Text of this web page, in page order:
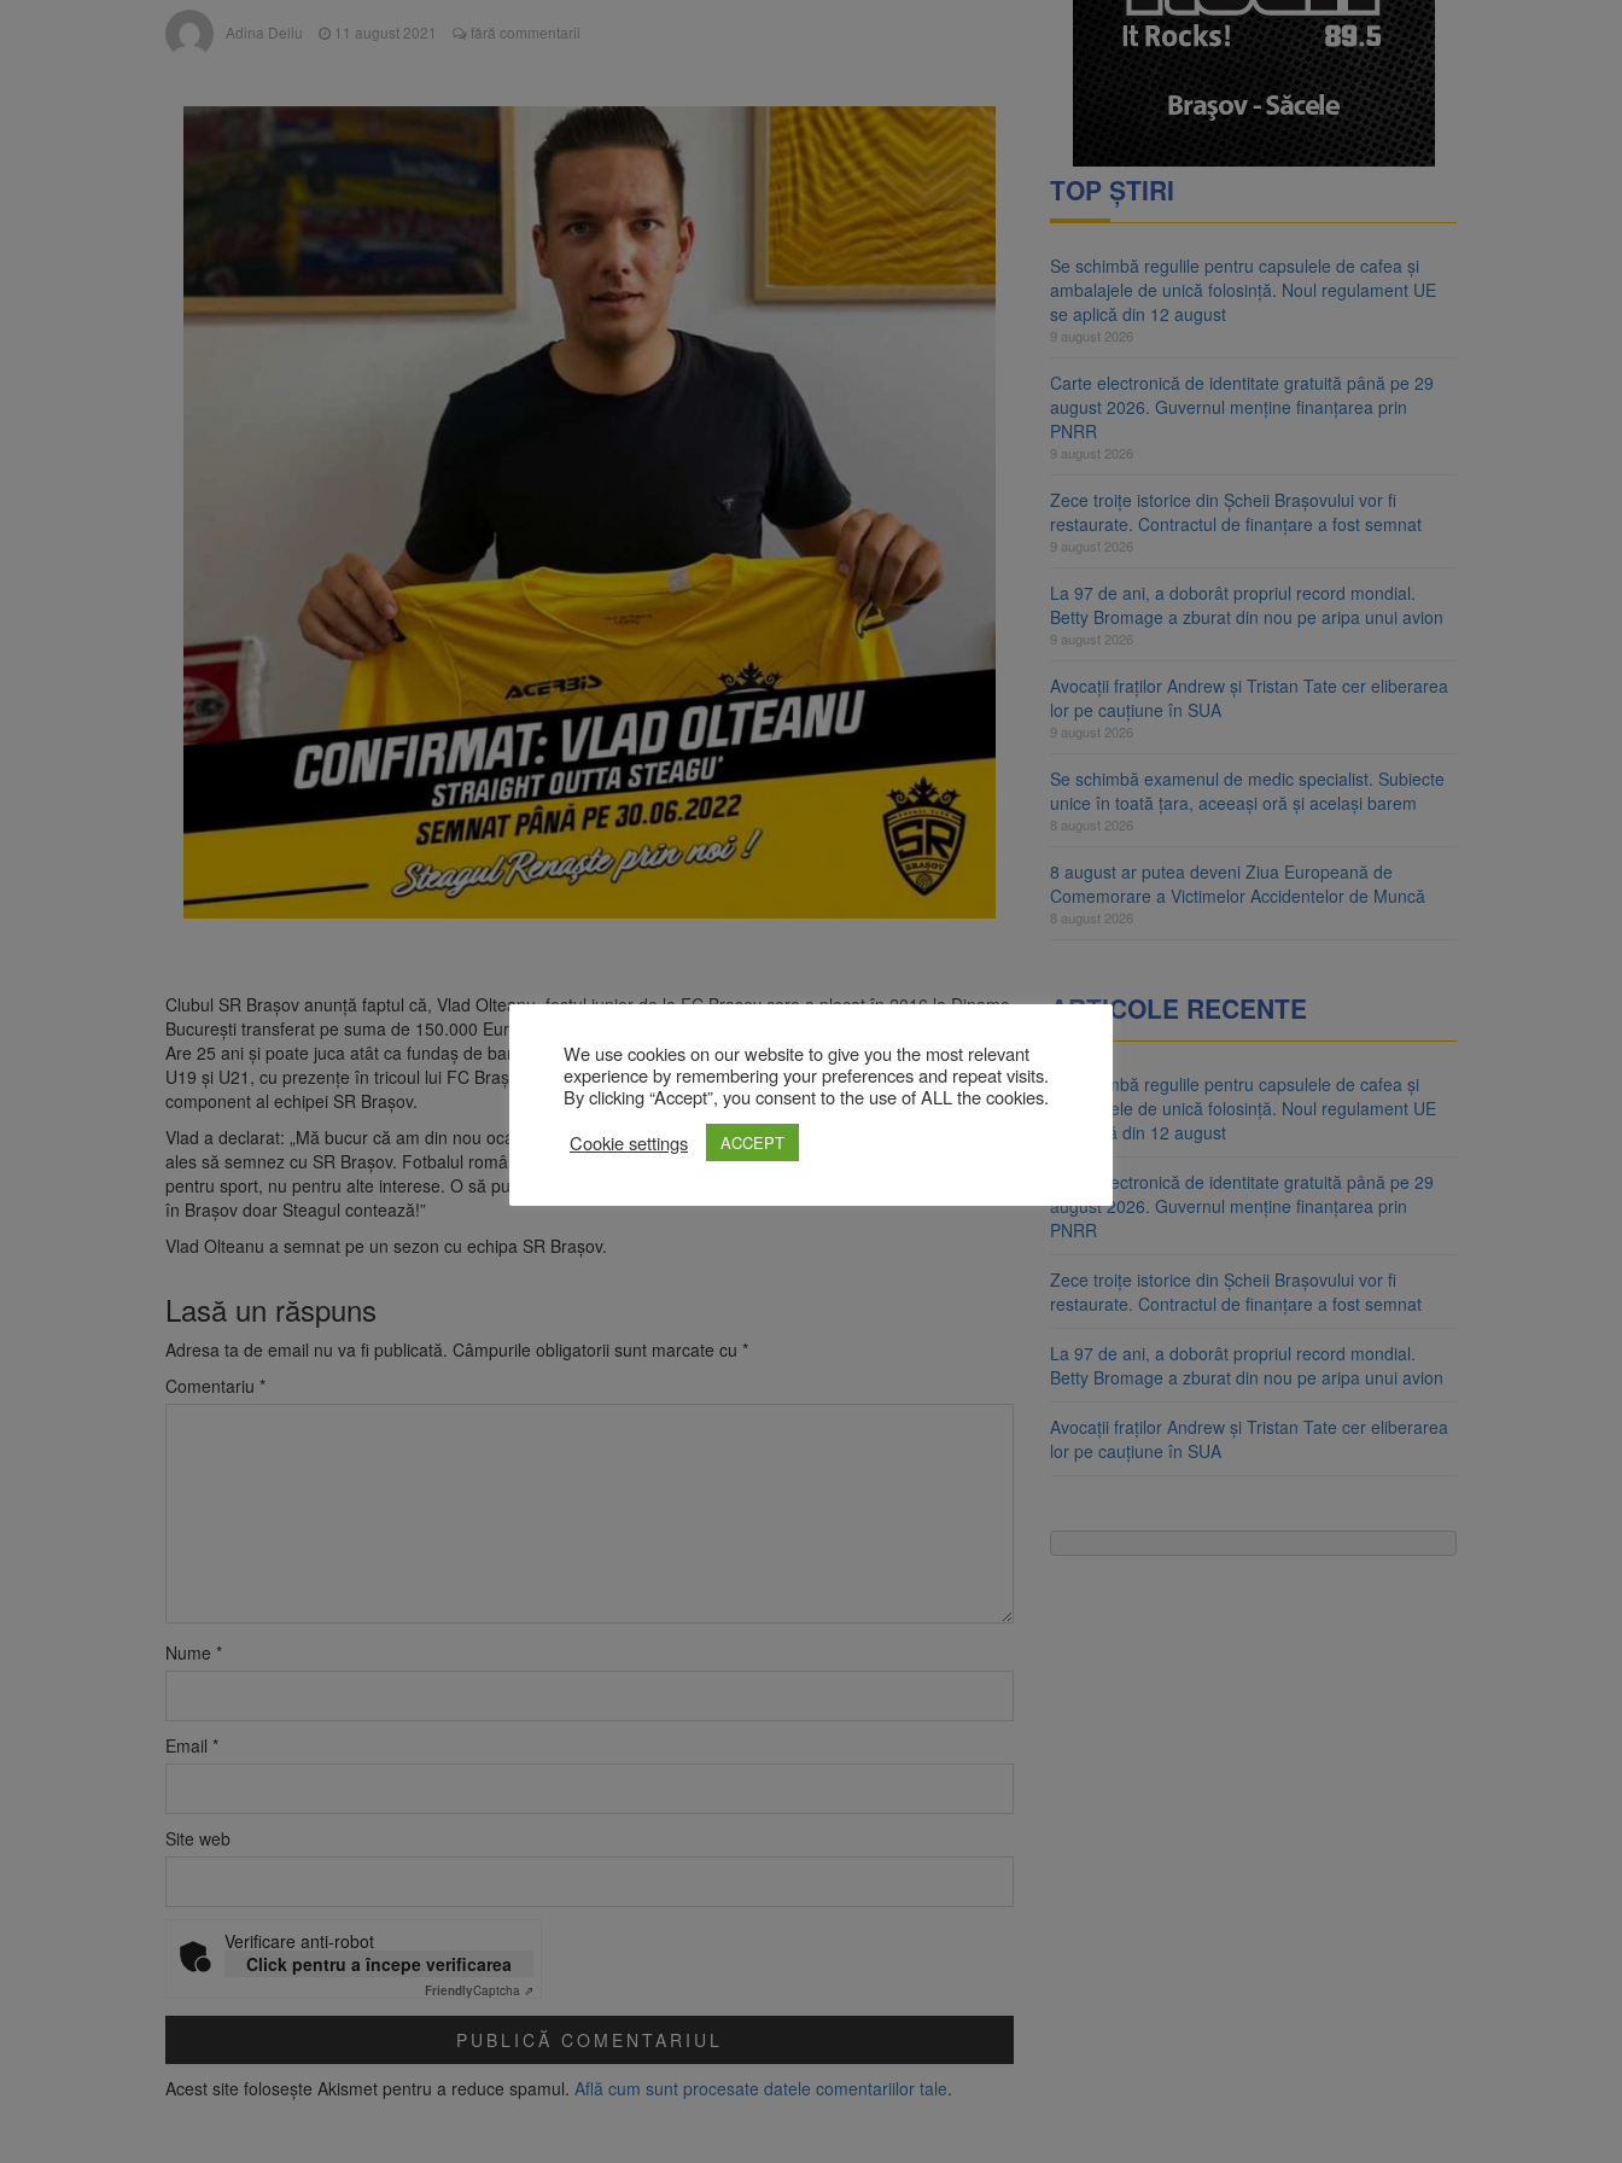
Se schimbă examenul de medic specialist. Subiecte unice în toată țara, aceeași oră și același barem
Se schimbă regulile pentru capsulele de cafea și ambalajele de unică folosință. Noul regulament UE se
Adina Deliu 11 august 2021 fără commentarii
Clubul SR Brașov anunță faptul că, Vlad Olteanu, fostul junior de la FC Brașov care a plecat în 2016 la Dinamo
București transferat pe suma de 150.000 Euro, revine la Brașov în tricoul galben-negru al echipei suporterilor.
Are 25 ani și poate juca atât ca fundaș de bandă sau mijlocaș. Este fost component al naționalelor României
U19 și U21, cu prezențe în tricoul lui FC Brașov, Dinamo, Sepsi OSK sau Poli Iași, Vlad este de acum noul
component al echipei SR Brașov.
Vlad a declarat: „Mă bucur că am din nou ocazia să joc acasă. Suporterii sunt motivul principal pentru care am
ales să semnez cu SR Brașov. Fotbalul românesc are nevoie de astfel de echipe ale comunității, care fac totul
pentru sport, nu pentru alte interese. O să pun umărul alături de ceilalți băieții din echipă să arătăm tuturor că
în Brașov doar Steagul contează!”
Vlad Olteanu a semnat pe un sezon cu echipa SR Braşov.
Lasă un răspuns
Adresa ta de email nu va fi publicată. Câmpurile obligatorii sunt marcate cu *
Comentariu *
Nume *
Email *
Site web
Verificare anti-robot
Click pentru a începe verificarea
FriendlyCaptcha ⇗
Acest site folosește Akismet pentru a reduce spamul. Află cum sunt procesate datele comentariilor tale.
TOP ȘTIRI
Se schimbă regulile pentru capsulele de cafea și
ambalajele de unică folosință. Noul regulament UE
se aplică din 12 august
9 august 2026
Carte electronică de identitate gratuită până pe 29
august 2026. Guvernul menține finanțarea prin
PNRR
9 august 2026
Zece troițe istorice din Șcheii Brașovului vor fi
restaurate. Contractul de finanțare a fost semnat
9 august 2026
La 97 de ani, a doborât propriul record mondial.
Betty Bromage a zburat din nou pe aripa unui avion
9 august 2026
Avocații fraților Andrew și Tristan Tate cer eliberarea
lor pe cauțiune în SUA
9 august 2026
Se schimbă examenul de medic specialist. Subiecte
unice în toată țara, aceeași oră și același barem
8 august 2026
8 august ar putea deveni Ziua Europeană de
Comemorare a Victimelor Accidentelor de Muncă
8 august 2026
ARTICOLE RECENTE
Se schimbă regulile pentru capsulele de cafea și
ambalajele de unică folosință. Noul regulament UE
se aplică din 12 august
Carte electronică de identitate gratuită până pe 29
august 2026. Guvernul menține finanțarea prin
PNRR
Zece troițe istorice din Șcheii Brașovului vor fi
restaurate. Contractul de finanțare a fost semnat
La 97 de ani, a doborât propriul record mondial.
Betty Bromage a zburat din nou pe aripa unui avion
Avocații fraților Andrew și Tristan Tate cer eliberarea
lor pe cauțiune în SUA
We use cookies on our website to give you the most relevant
experience by remembering your preferences and repeat visits.
By clicking “Accept”, you consent to the use of ALL the cookies.
Cookie settings
ACCEPT